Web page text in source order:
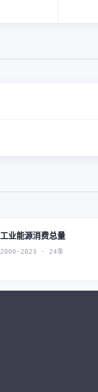
工业能源消费总量
2000-2023 · 24条